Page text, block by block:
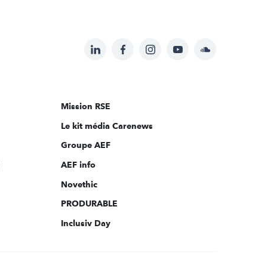
Suivez-
sur:
LinkedInFacebookInstagramYouTubeSoundcloud
Mission RSE
Le kit média Carenews
Groupe AEF
AEF info
Novethic
PRODURABLE
Inclusiv Day